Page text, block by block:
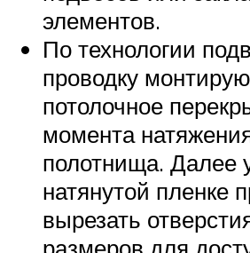
элементов.
По технологии
проводку
потолочное
момента
полотнища. Далее
натянутой пленке
вырезать